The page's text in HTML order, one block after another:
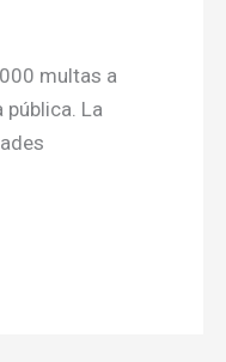
multas a
La